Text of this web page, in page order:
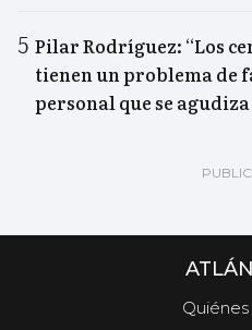
Pilar Rodríguez: “Los
tienen un problema de
personal que se